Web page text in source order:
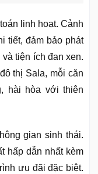
linh hoạt. Cảnh
tiết, đảm bảo phát
tiện ích đan xen.
thị Sala, mỗi căn
hài hòa với thiên
gian sinh thái.
hấp dẫn nhất kèm
ưu đãi đặc biệt.